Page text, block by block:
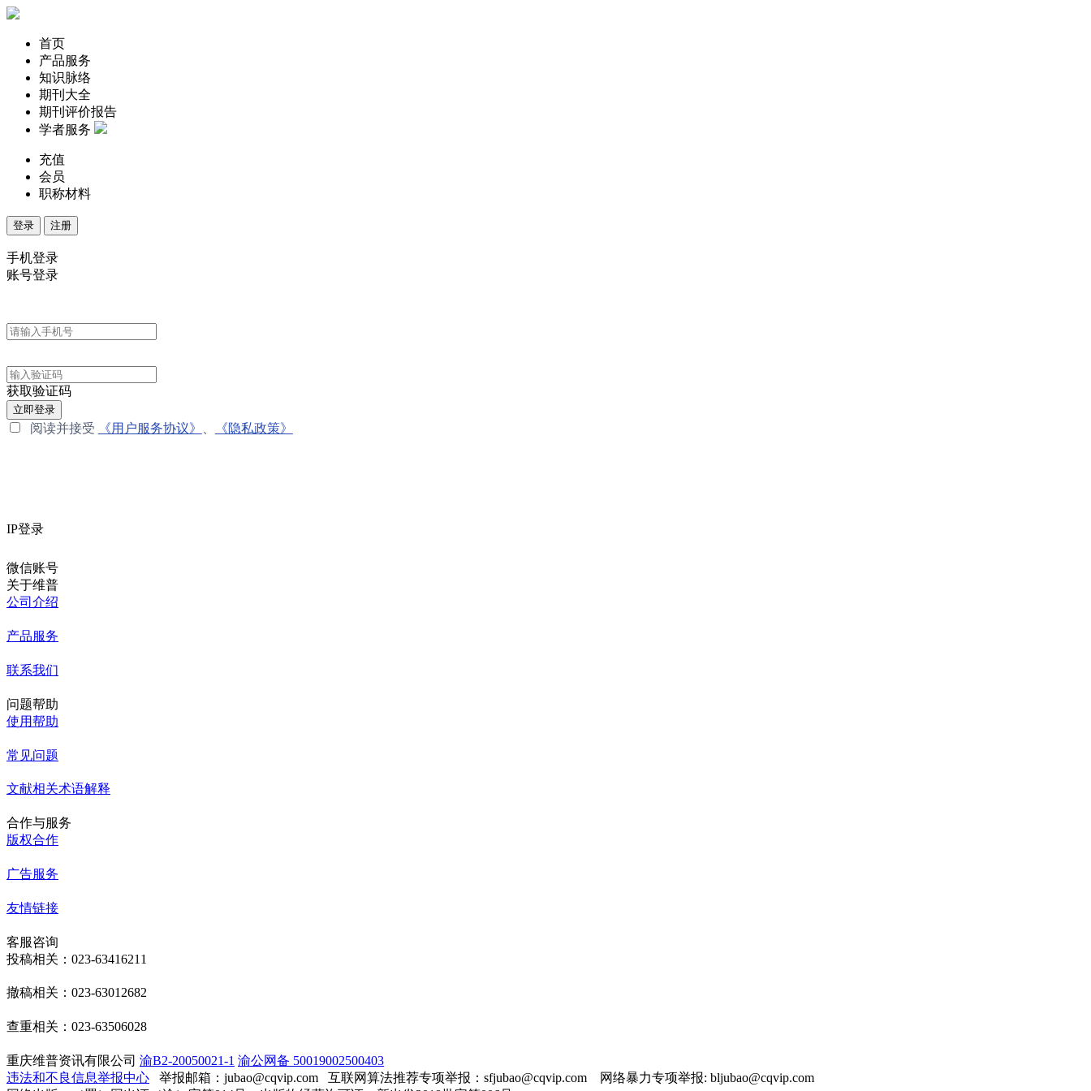
首页
产品服务
知识脉络
期刊大全
期刊评价报告
学者服务
充值
会员
职称材料
登录 注册
手机登录
账号登录
获取验证码
立即登录
阅读并接受 《用户服务协议》 《隐私政策》
IP登录
微信账号
关于维普
公司介绍
产品服务
联系我们
问题帮助
使用帮助
常见问题
文献相关术语解释
合作与服务
版权合作
广告服务
友情链接
客服咨询
投稿相关：023-63416211
撤稿相关：023-63012682
查重相关：023-63506028
重庆维普资讯有限公司 渝B2-20050021-1 渝公网备 50019002500403
违法和不良信息举报中心 举报邮箱：jubao@cqvip.com 互联网算法推荐专项举报：sfjubao@cqvip.com 网络暴力专项举报: bljubao@cqvip.com